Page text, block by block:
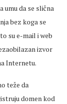
umu da se slična
bez koga se
su e-mail i web
izvor
Internetu.
teže da
domen kod